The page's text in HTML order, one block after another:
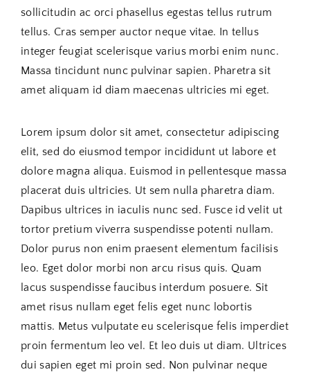
sollicitudin ac orci phasellus egestas tellus rutrum
tellus. Cras semper auctor neque vitae. In tellus
integer feugiat scelerisque varius morbi enim nunc.
Massa tincidunt nunc pulvinar sapien. Pharetra sit
amet aliquam id diam maecenas ultricies mi eget.
Lorem ipsum dolor sit amet, consectetur adipiscing
elit, sed do eiusmod tempor incididunt ut labore et
dolore magna aliqua. Euismod in pellentesque massa
placerat duis ultricies. Ut sem nulla pharetra diam.
Dapibus ultrices in iaculis nunc sed. Fusce id velit ut
tortor pretium viverra suspendisse potenti nullam.
Dolor purus non enim praesent elementum facilisis
leo. Eget dolor morbi non arcu risus quis. Quam
lacus suspendisse faucibus interdum posuere. Sit
amet risus nullam eget felis eget nunc lobortis
mattis. Metus vulputate eu scelerisque felis imperdiet
proin fermentum leo vel. Et leo duis ut diam. Ultrices
dui sapien eget mi proin sed. Non pulvinar neque